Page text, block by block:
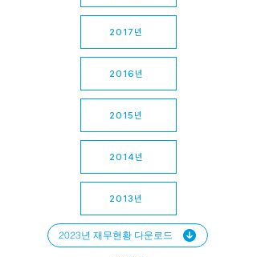
2017년
2016년
2015년
2014년
2013년
2023년 재무현황 다운로드